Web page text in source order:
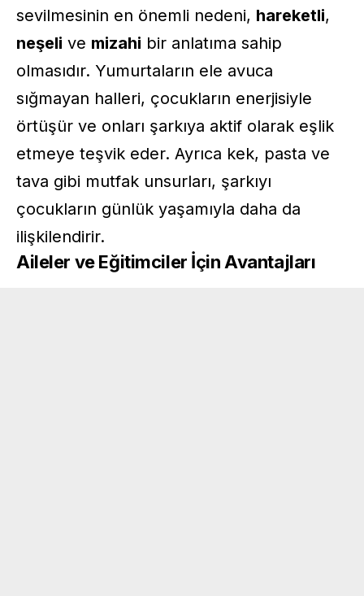
sevilmesinin en önemli nedeni, hareketli,
neşeli ve mizahi bir anlatıma sahip
olmasıdır. Yumurtaların ele avuca
sığmayan halleri, çocukların enerjisiyle
örtüşür ve onları şarkıya aktif olarak eşlik
etmeye teşvik eder. Ayrıca kek, pasta ve
tava gibi mutfak unsurları, şarkıyı
çocukların günlük yaşamıyla daha da
ilişkilendirir.
Aileler ve Eğitimciler İçin Avantajları